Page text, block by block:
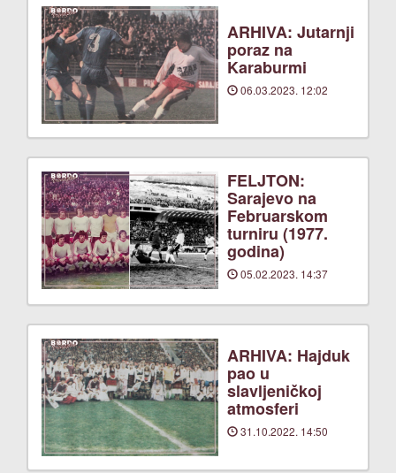
ARHIVA: Jutarnji
poraz na
Karaburmi
06.03.2023. 12:02
FELJTON:
Sarajevo na
Februarskom
turniru (1977.
godina)
05.02.2023. 14:37
ARHIVA: Hajduk
pao u
slavljeničkoj
atmosferi
31.10.2022. 14:50